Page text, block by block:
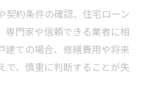
契約条件の確認、住宅ローン
専門家や信頼できる業者に相
建ての場合、修繕費用や将来
で、慎重に判断することが失